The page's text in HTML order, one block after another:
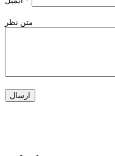
متن نظر